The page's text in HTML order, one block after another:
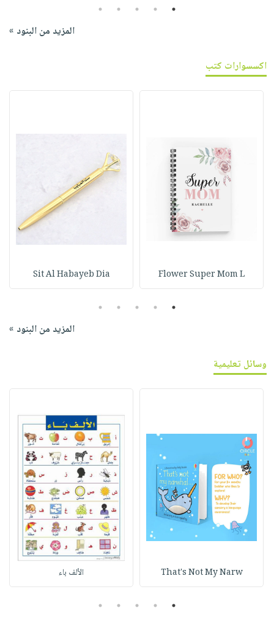
1
2
3
4
5
المزيد من البنود »
اكسسوارات كتب
Flower Super Mom L
Sit Al Habayeb Dia
1
2
3
4
5
المزيد من البنود »
وسائل تعليمية
That's Not My Narw الألف باء
1
2
3
4
5